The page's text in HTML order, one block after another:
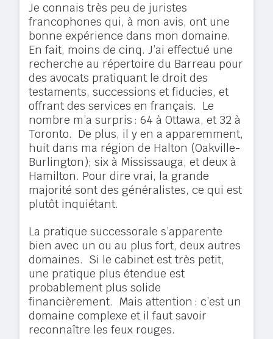
Je connais très peu de juristes
francophones qui, à mon avis, ont une
bonne expérience dans mon domaine.
En fait, moins de cinq. J’ai effectué une
recherche au répertoire du Barreau pour
des avocats pratiquant le droit des
testaments, successions et fiducies, et
offrant des services en français. Le
nombre m’a surpris : 64 à Ottawa, et 32 à
Toronto. De plus, il y en a apparemment,
huit dans ma région de Halton (Oakville-
Burlington); six à Mississauga, et deux à
Hamilton. Pour dire vrai, la grande
majorité sont des généralistes, ce qui est
plutôt inquiétant.
La pratique successorale s’apparente
bien avec un ou au plus fort, deux autres
domaines. Si le cabinet est très petit,
une pratique plus étendue est
probablement plus solide
financièrement. Mais attention : c’est un
domaine complexe et il faut savoir
reconnaître les feux rouges.